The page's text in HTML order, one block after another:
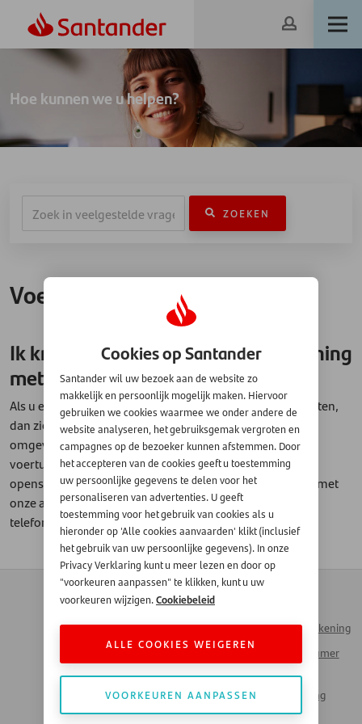
Hoe kunnen we u helpen?
ZOEKEN
Voertuigfinanciering
Ik krijg geen toegang tot Mijn Rekening
met mijn autofinanciering. Wat nu?
Als u een voertuigfinanciering via de dealer heeft afgesloten,
dan ziet u inderdaad deze lening niet terug in onze mijn-
omgeving Mijn Rekening. Als u informatie over uw
voertuigfinanciering nodig heeft, zoals balans of nog
openstaande bedrag, dan kunt u altijd contact opnemen met
onze afdeling customer support viacs@santander.nl
telefonisch030-6388290.
Contact
Veelgestelde vragen
Money Talks
Zakendoen met
Inloggen Mijn Rekening
Santander Consumer
Santander Leasing
Cookies op Santander
Santander wil uw bezoek aan de website zo
makkelijk en persoonlijk mogelijk maken. Hiervoor
gebruiken we cookies waarmee we onder andere de
website analyseren, het gebruiksgemak vergroten en
campagnes op de bezoeker kunnen afstemmen. Door
het accepteren van de cookies geeft u toestemming
uw persoonlijke gegevens te delen voor het
personaliseren van advertenties. U geeft
toestemming voor het gebruik van cookies als u
hieronder op 'Alle cookies aanvaarden' klikt (inclusief
het gebruik van uw persoonlijke gegevens). In onze
Privacy Verklaring kunt u meer lezen en door op
"voorkeuren aanpassen" te klikken, kunt u uw
voorkeuren wijzigen.Cookiebeleid
ALLE COOKIES WEIGEREN
VOORKEUREN AANPASSEN